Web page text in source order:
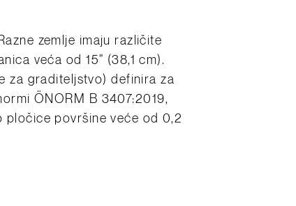
zemlje imaju različite
veća od 15” (38,1 cm).
za graditeljstvo) definira za
ÖNORM B 3407:2019,
pločice površine veće od 0,2